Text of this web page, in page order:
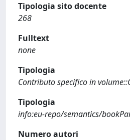
Tipologia sito docente
268
Fulltext
none
Tipologia
Contributo specifico in
Tipologia
info:eu-repo/semantics/
Numero autori